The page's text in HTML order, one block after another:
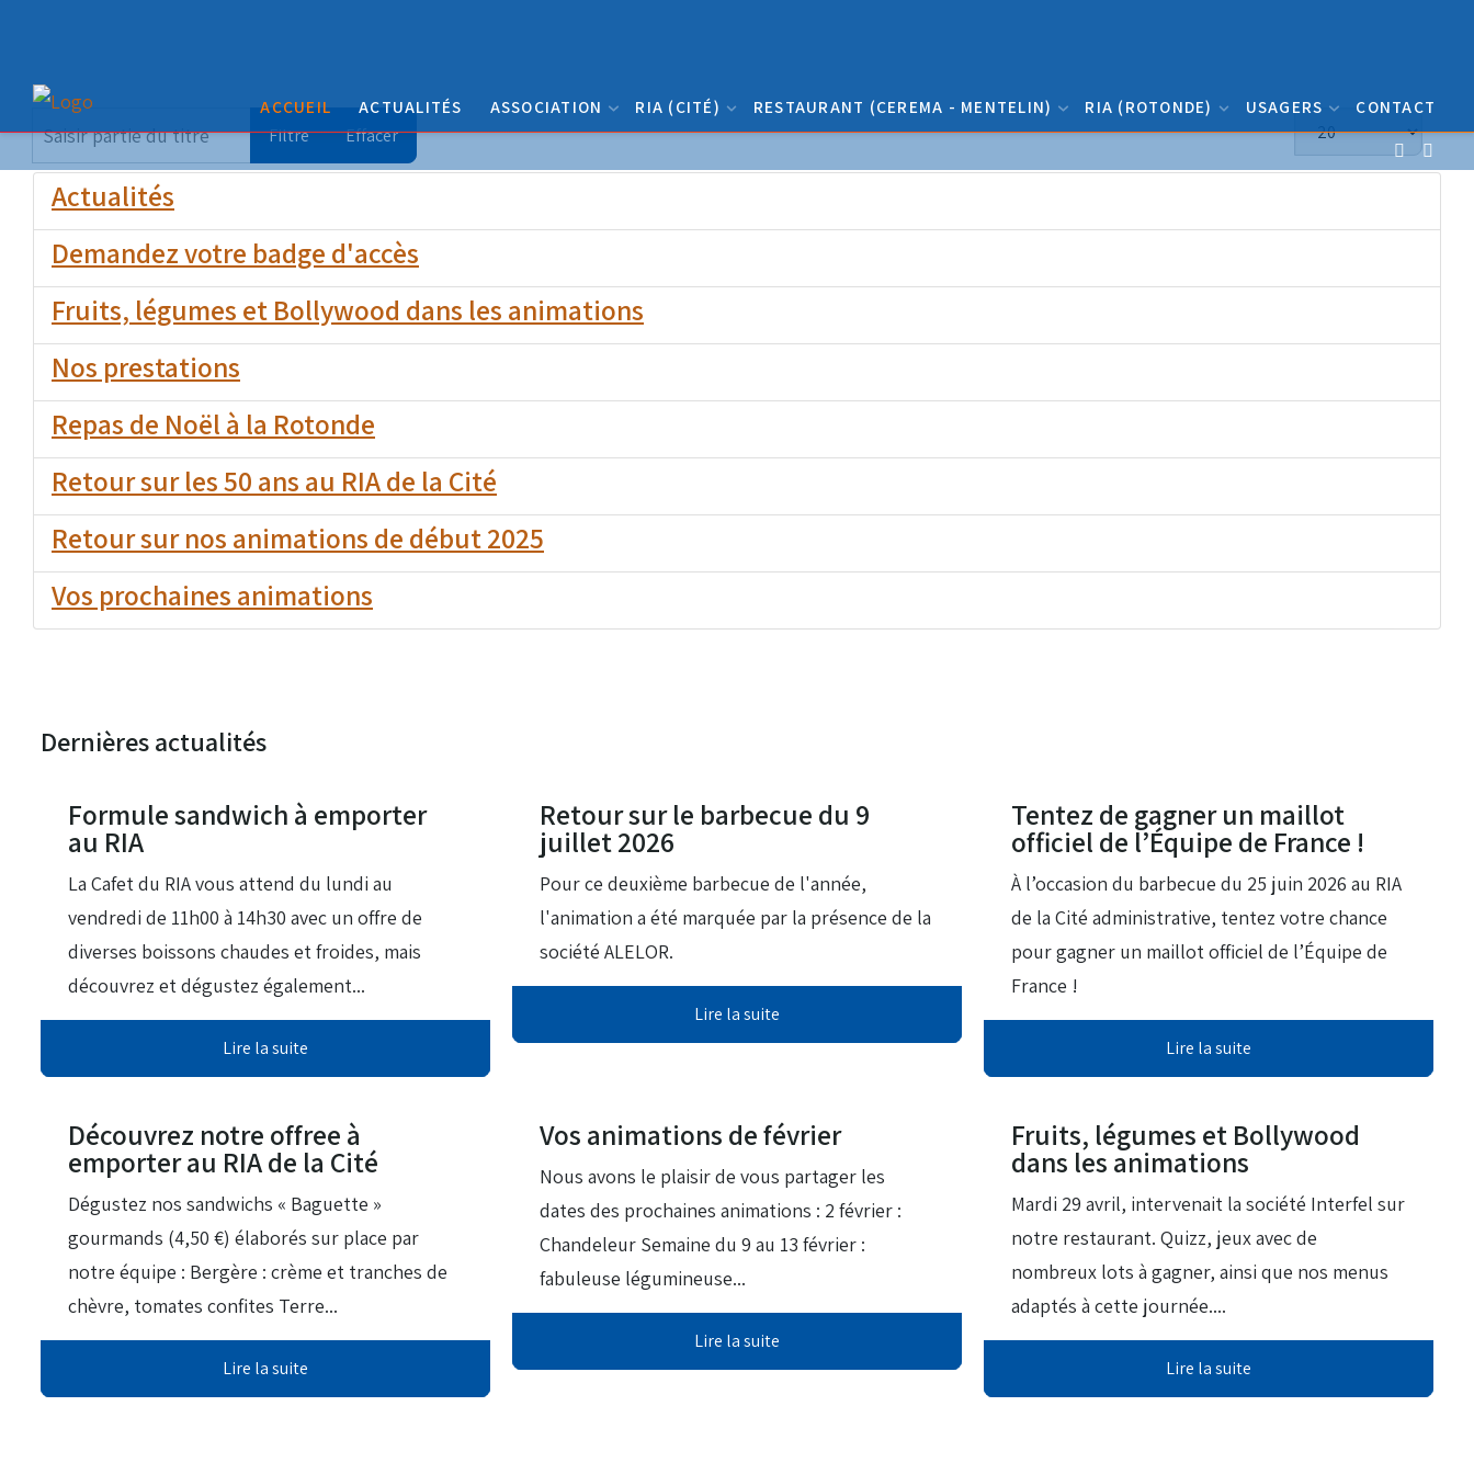
ACCUEIL ACTUALITÉS ASSOCIATION RIA (CITÉ) RESTAURANT (CEREMA - MENTELIN) RIA (ROTONDE) USAGERS CONTACT
Filtre Effacer
Actualités
Demandez votre badge d'accès
Fruits, légumes et Bollywood dans les animations
Nos prestations
Repas de Noël à la Rotonde
Retour sur les 50 ans au RIA de la Cité
Retour sur nos animations de début 2025
Vos prochaines animations
Dernières actualités
Formule sandwich à emporter
au RIA
La Cafet du RIA vous attend du lundi au
vendredi de 11h00 à 14h30 avec un offre de
diverses boissons chaudes et froides, mais
découvrez et dégustez également...
Lire la suite
Retour sur le barbecue du 9
juillet 2026
Pour ce deuxième barbecue de l'année,
l'animation a été marquée par la présence de la
société ALELOR.
Lire la suite
Tentez de gagner un maillot
officiel de l’Équipe de France !
À l’occasion du barbecue du 25 juin 2026 au RIA
de la Cité administrative, tentez votre chance
pour gagner un maillot officiel de l’Équipe de
France !
Lire la suite
08 Avr 2026
Découvrez notre offree à
emporter au RIA de la Cité
Dégustez nos sandwichs « Baguette »
gourmands (4,50 €) élaborés sur place par
notre équipe : Bergère : crème et tranches de
chèvre, tomates confites Terre...
Lire la suite
Vos animations de février
Nous avons le plaisir de vous partager les
dates des prochaines animations : 2 février :
Chandeleur Semaine du 9 au 13 février :
fabuleuse légumineuse...
Lire la suite
11 Jui 2025
Fruits, légumes et Bollywood
dans les animations
Mardi 29 avril, intervenait la société Interfel sur
notre restaurant. Quizz, jeux avec de
nombreux lots à gagner, ainsi que nos menus
adaptés à cette journée....
Lire la suite